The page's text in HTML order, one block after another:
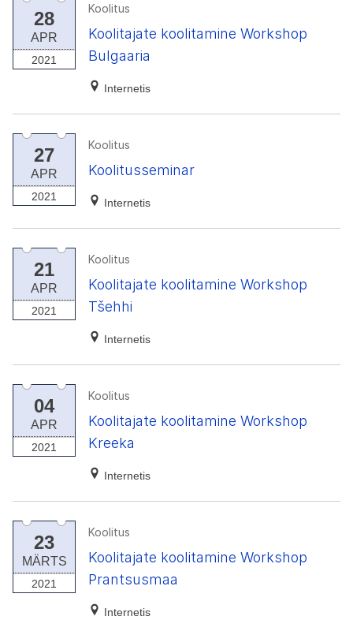
28
APR
2021
Koolitus
Koolitajate koolitamine Workshop
Bulgaaria
Internetis
27
APR
2021
Koolitus
Koolitusseminar
Internetis
21
APR
2021
Koolitus
Koolitajate koolitamine Workshop
Tšehhi
Internetis
04
APR
2021
Koolitus
Koolitajate koolitamine Workshop
Kreeka
Internetis
23
MÄRTS
2021
Koolitus
Koolitajate koolitamine Workshop
Prantsusmaa
Internetis